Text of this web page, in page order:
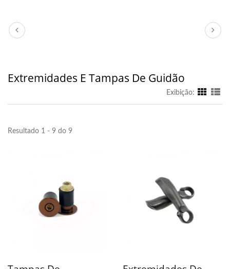
Extremidades E Tampas De Guidão
Exibição:
Resultado 1 - 9 do 9